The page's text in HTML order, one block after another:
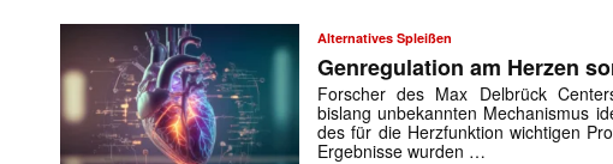
Alternatives Spleißen
Genregulation am Herzen
Forscher des Max Delbrück
bislang unbekannten Mechanismus
des für die Herzfunktion wichtigen
Ergebnisse wurden …